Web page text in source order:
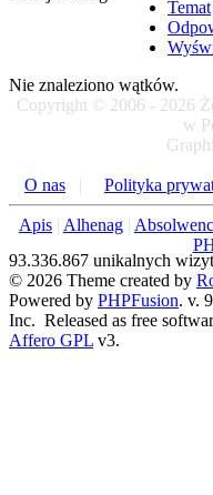
Temat
Nie znaleziono wątków.
Copyright © 2006 - 2026
w
O nas | Polityka
Apis | Alhenag |
93.336.867 unikalnych wizyt
© 2026 Theme created by
Powered by PHPFusion. v.
Inc. Released as free
Affero GPL v3.